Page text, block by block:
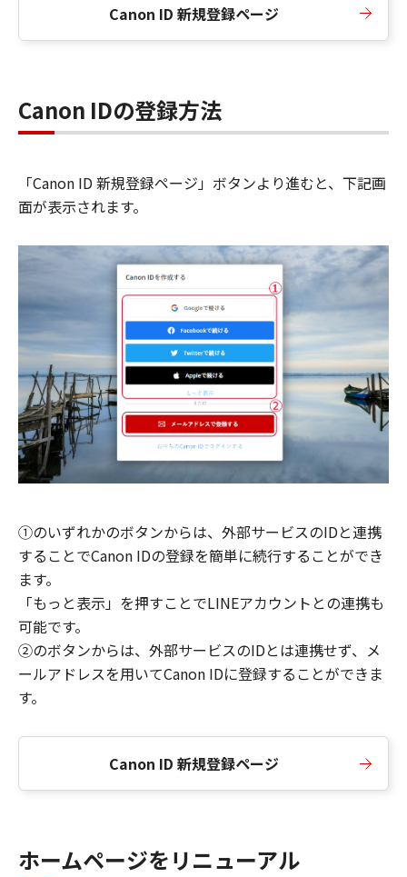
Canon ID 新規登録ページ
Canon IDの登録方法
「Canon ID 新規登録ページ」ボタンより進むと、下記画
面が表示されます。
①のいずれかのボタンからは、外部サービスのIDと連携
することでCanon IDの登録を簡単に続行することができ
ます。
「もっと表示」を押すことでLINEアカウントとの連携も
可能です。
②のボタンからは、外部サービスのIDとは連携せず、メ
ールアドレスを用いてCanon IDに登録することができま
す。
Canon ID 新規登録ページ
ホームページをリニューアル